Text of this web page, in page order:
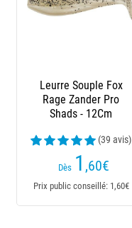
Leurre Souple Fox
Rage Zander Pro
Shads - 12Cm
(39 avis)
Dès 1 ,60€
Prix public conseillé: 1,60€